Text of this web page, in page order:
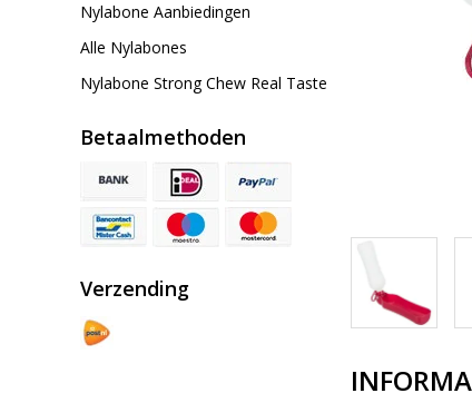
Nylabone Aanbiedingen
Alle Nylabones
Nylabone Strong Chew Real Taste
Betaalmethoden
Verzending